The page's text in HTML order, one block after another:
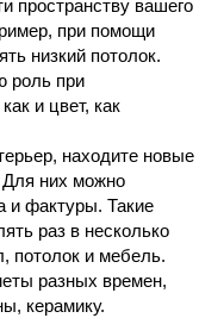
пространству вашего
при помощи
низкий потолок.
роль при
и цвет, как
находите новые
Для них можно
и фактуры. Такие
раз в несколько
потолок и мебель.
разных времен,
керамику.